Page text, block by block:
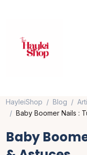
HayleiShop Blog
Baby Boomer Nails :
Baby